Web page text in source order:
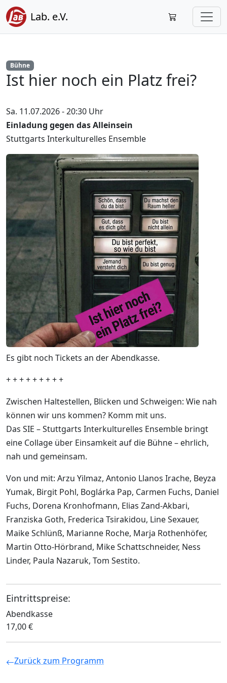
Lab. e.V.
Bühne
Ist hier noch ein Platz frei?
Sa. 11.07.2026 - 20:30 Uhr
Einladung gegen das Alleinsein
Stuttgarts Interkulturelles Ensemble
Es gibt noch Tickets an der Abendkasse.
+ + + + + + + + +
Zwischen Haltestellen, Blicken und Schweigen: Wie nah
können wir uns kommen? Komm mit uns.
Das SIE – Stuttgarts Interkulturelles Ensemble bringt
eine Collage über Einsamkeit auf die Bühne – ehrlich,
nah und gemeinsam.
Von und mit: Arzu Yilmaz, Antonio Llanos Irache, Beyza
Yumak, Birgit Pohl, Boglárka Pap, Carmen Fuchs, Daniel
Fuchs, Dorena Kronhofmann, Elias Zand-Akbari,
Franziska Goth, Frederica Tsirakidou, Line Sexauer,
Maike Schlünß, Marianne Roche, Marja Rothenhöfer,
Martin Otto-Hörbrand, Mike Schattschneider, Ness
Linder, Paula Nazaruk, Tom Sestito.
Eintrittspreise:
Abendkasse
17,00 €
Zurück zum Programm